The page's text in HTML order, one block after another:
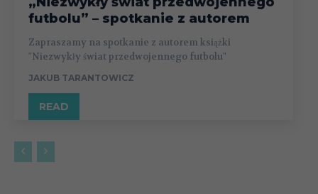
futbolu” – spotkanie z autorem
Zapraszamy na spotkanie z autorem książki
"Niezwykły świat przedwojennego futbolu"
JAKUB TARANTOWICZ
READ